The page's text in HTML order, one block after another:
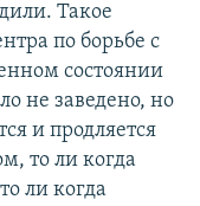
Такое
по борьбе с
состоянии
не заведено, но
и продляется
то ли когда
ли когда